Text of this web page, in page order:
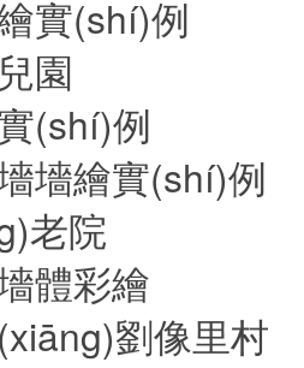
實(shí)例
園
(shí)例
墻繪實(shí)例
老院
體彩繪
劉像里村